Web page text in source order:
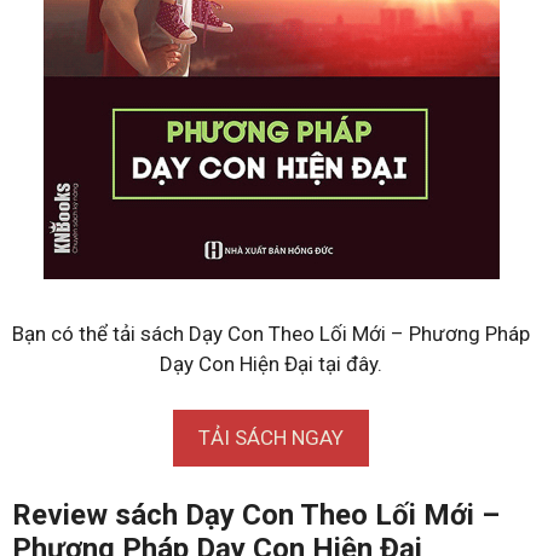
Bạn có thể tải sách Dạy Con Theo Lối Mới – Phương Pháp
Dạy Con Hiện Đại tại đây.
TẢI SÁCH NGAY
Review sách Dạy Con Theo Lối Mới –
Phương Pháp Dạy Con Hiện Đại